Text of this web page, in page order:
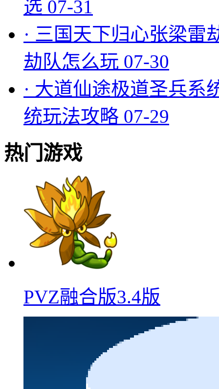
选 07-31
· 三国天下归心张梁雷
劫队怎么玩 07-30
· 大道仙途极道圣兵系
统玩法攻略 07-29
热门游戏
PVZ融合版3.4版